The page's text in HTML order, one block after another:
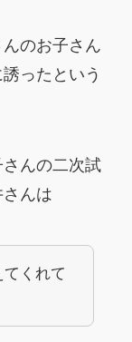
のお子さん
ったという
んの二次試
んは
くれて